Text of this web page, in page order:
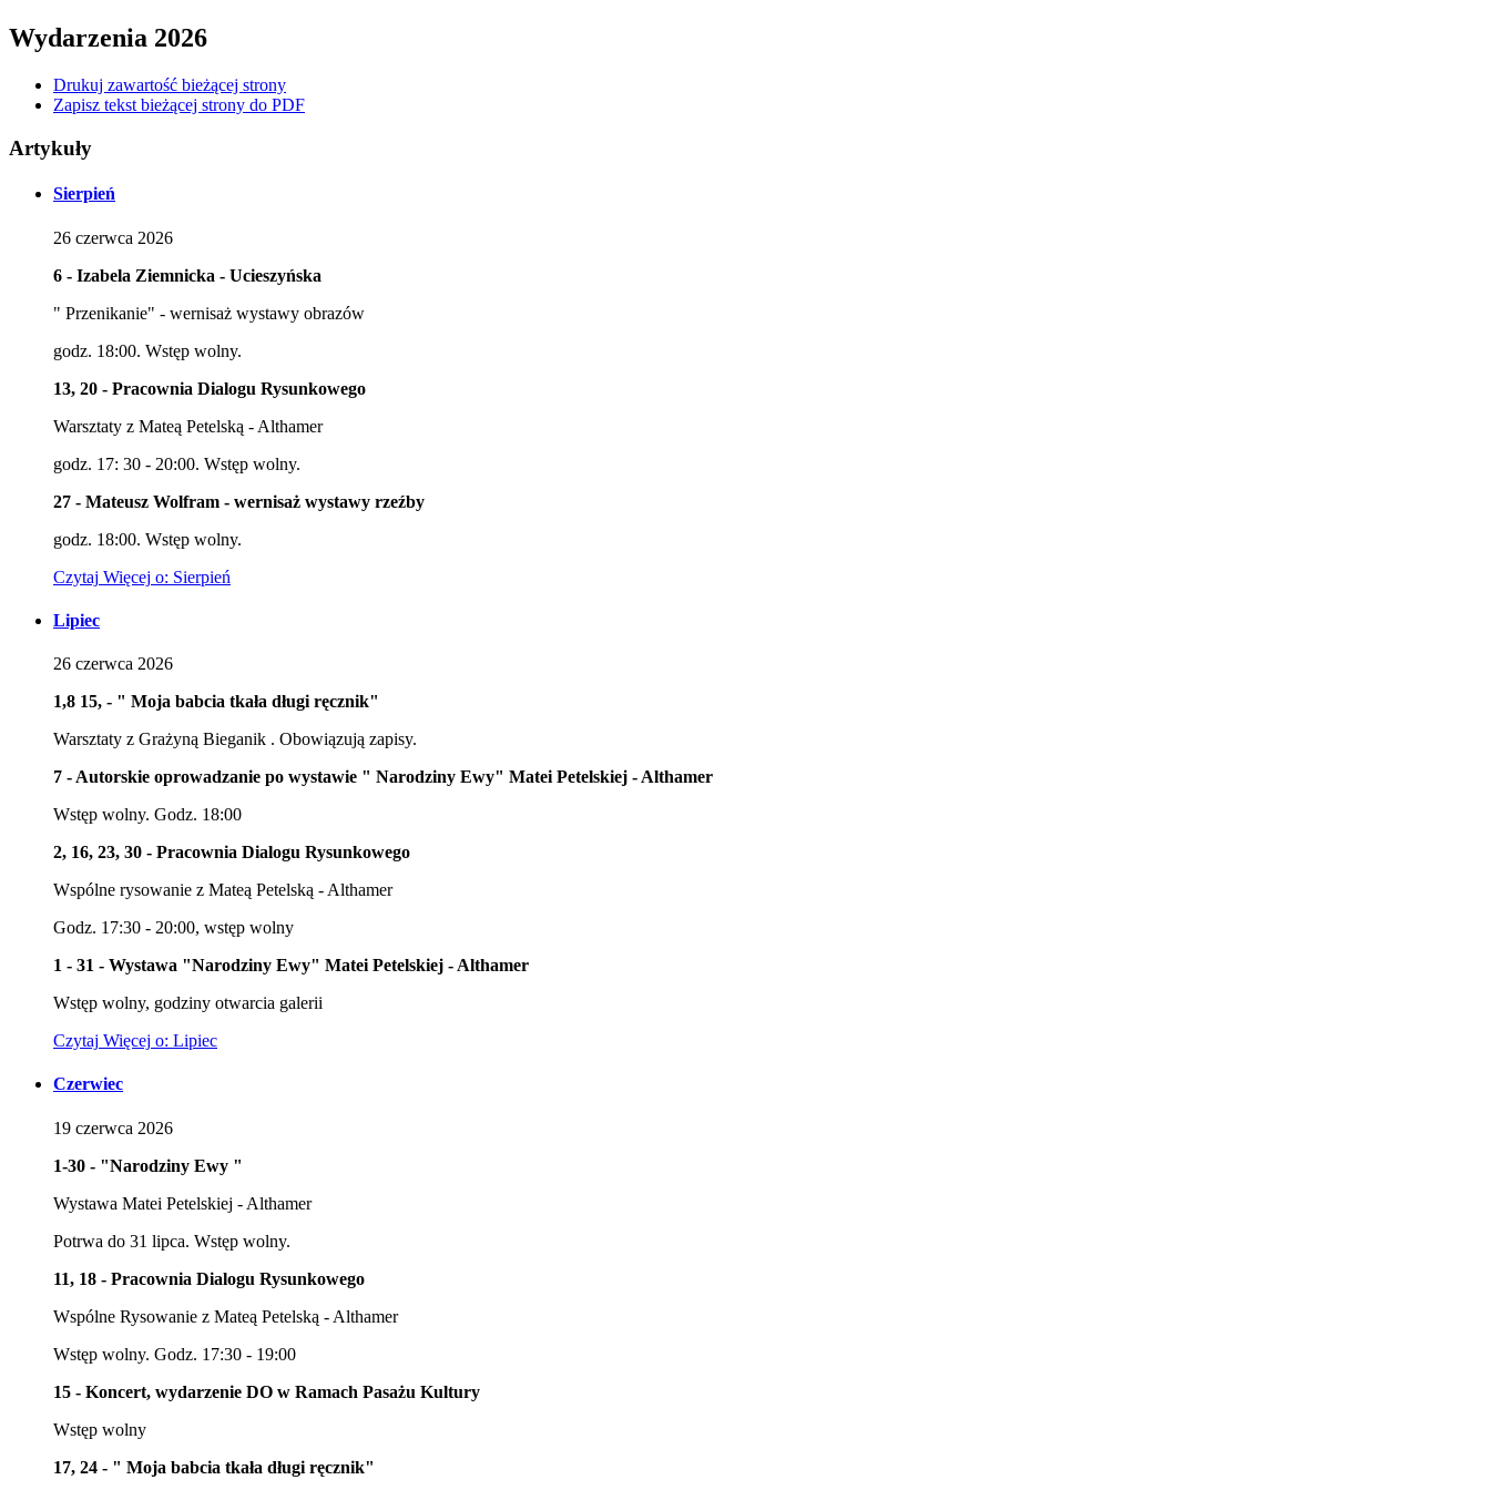
Wydarzenia 2026
Drukuj zawartość bieżącej strony
Zapisz tekst bieżącej strony do PDF
Artykuły
Sierpień
26 czerwca 2026
6 - Izabela Ziemnicka - Ucieszyńska
" Przenikanie" - wernisaż wystawy obrazów
godz. 18:00. Wstęp wolny.
13, 20 - Pracownia Dialogu Rysunkowego
Warsztaty z Mateą Petelską - Althamer
godz. 17: 30 - 20:00. Wstęp wolny.
27 - Mateusz Wolfram - wernisaż wystawy rzeźby
godz. 18:00. Wstęp wolny.
Czytaj Więcej o: Sierpień
Lipiec
26 czerwca 2026
1,8 15, - " Moja babcia tkała długi ręcznik"
Warsztaty z Grażyną Bieganik . Obowiązują zapisy.
7 - Autorskie oprowadzanie po wystawie " Narodziny Ewy" Matei Petelskiej - Althamer
Wstęp wolny. Godz. 18:00
2, 16, 23, 30 - Pracownia Dialogu Rysunkowego
Wspólne rysowanie z Mateą Petelską - Althamer
Godz. 17:30 - 20:00, wstęp wolny
1 - 31 - Wystawa "Narodziny Ewy" Matei Petelskiej - Althamer
Wstęp wolny, godziny otwarcia galerii
Czytaj Więcej o: Lipiec
Czerwiec
19 czerwca 2026
1-30 - "Narodziny Ewy "
Wystawa Matei Petelskiej - Althamer
Potrwa do 31 lipca. Wstęp wolny.
11, 18 - Pracownia Dialogu Rysunkowego
Wspólne Rysowanie z Mateą Petelską - Althamer
Wstęp wolny. Godz. 17:30 - 19:00
15 - Koncert, wydarzenie DO w Ramach Pasażu Kultury
Wstęp wolny
17, 24 - " Moja babcia tkała długi ręcznik"